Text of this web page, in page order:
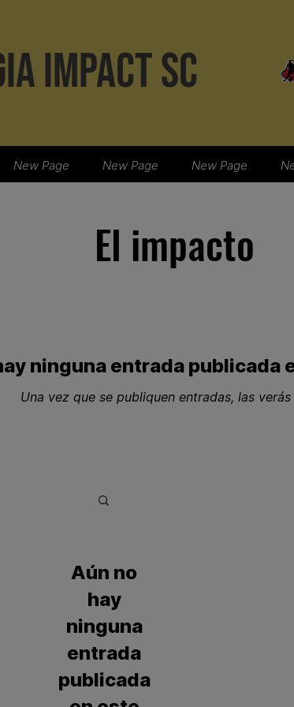
IMPACT SC
New Page New Page New Page
El impacto
All Posts
Aún no
hay
ninguna
entrada
publicada
ninguna entrada publicada
Una vez que se publiquen entradas, las verás